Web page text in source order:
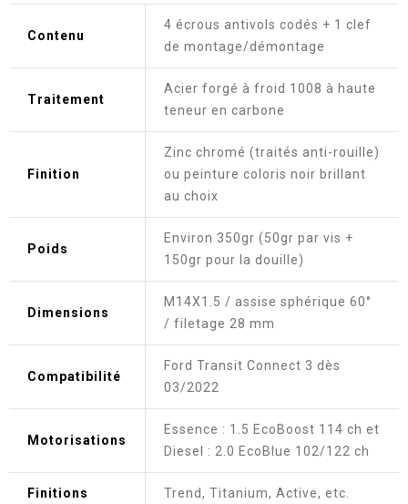
Contenu
4 écrous antivols codés + 1 clef
de montage/démontage
Traitement
Acier forgé à froid 1008 à haute
teneur en carbone
Finition
Zinc chromé (traités anti-rouille)
ou peinture coloris noir brillant
au choix
Poids
Environ 350gr (50gr par vis +
150gr pour la douille)
Dimensions
M14X1.5 / assise sphérique 60°
/ filetage 28 mm
Compatibilité
Ford Transit Connect 3 dès
03/2022
Motorisations
Essence : 1.5 EcoBoost 114 ch et
Diesel : 2.0 EcoBlue 102/122 ch
Finitions Trend, Titanium, Active, etc.